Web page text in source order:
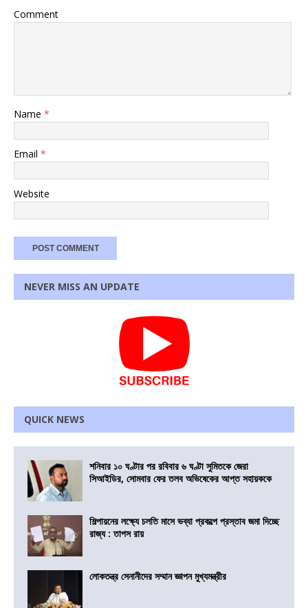
Comment
Name *
Email *
Website
NEVER MISS AN UPDATE
QUICK NEWS
শনিবার ১০ ঘণ্টার পর রবিবার ৬ ঘণ্টা সুমিতকে জেরা
সিআইডির, সোমবার ফের তলব অভিষেকের আপ্ত সহায়ককে
শিল্পায়নের লক্ষ্যে চলতি মাসে ভব্যা প্রকল্পে প্রস্তাব জমা দিচ্ছে
রাজ্য : তাপস রায়
লোকতন্ত্র সেনানীদের সম্মান জ্ঞাপন মুখ্যমন্ত্রীর